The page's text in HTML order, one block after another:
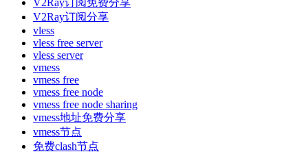
V2Ray订阅免费分享
V2Ray订阅分享
vless
vless free server
vless server
vmess
vmess free
vmess free node
vmess free node sharing
vmess地址免费分享
vmess节点
免费clash节点